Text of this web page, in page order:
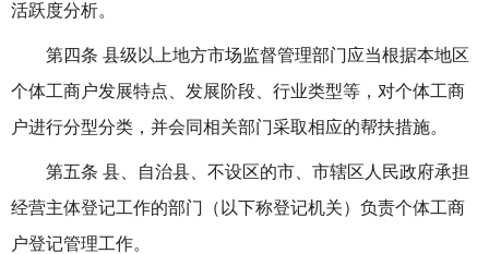
活跃度分析。
第四条 县级以上地方市场监督管理部门应当根据本地区
个体工商户发展特点、发展阶段、行业类型等，对个体工商
户进行分型分类 ，并会同相关部门采取相应的帮扶措施。
第五条 县、自治县、不设区的市、市辖区人民政府承担
经营主体登记工作的部门（以下称登记机关）负责个体工商
户登记管理工作。